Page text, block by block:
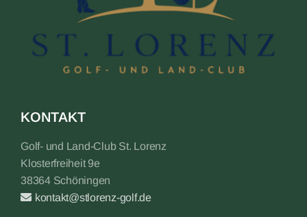
KONTAKT
Golf- und Land-Club St. Lorenz
Klosterfreiheit 9e
38364 Schöningen
kontakt@stlorenz-golf.de